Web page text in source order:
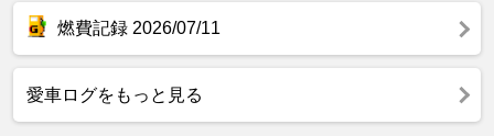
燃費記録 2026/07/11
愛車ログをもっと見る